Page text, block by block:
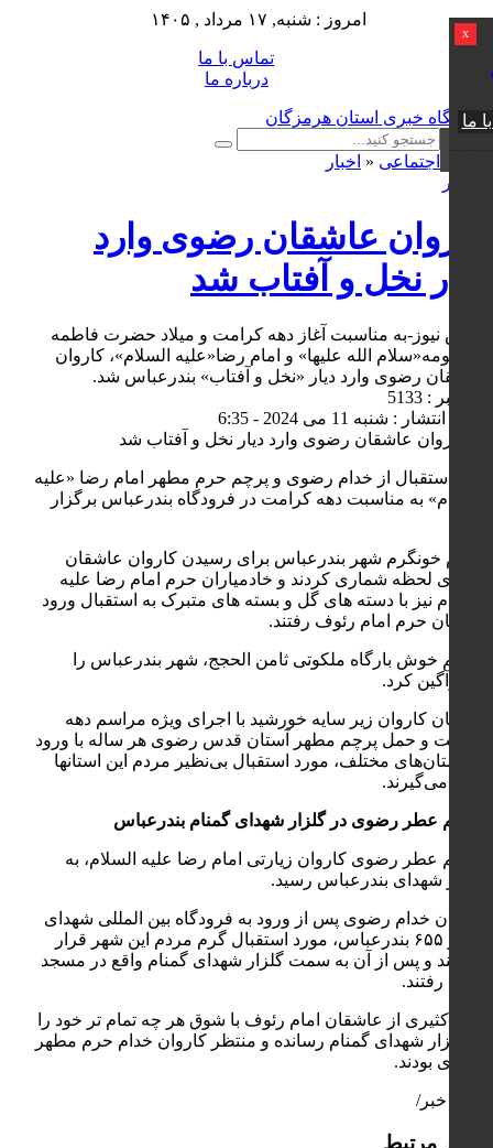
امروز : شنبه, ۱۷ مرداد , ۱۴۰۵
تماس با ما
درباره ما
x
ما
اجتماعی « اخبار
کاروان عاشقان رضوی وارد
دیار نخل و آفتاب شد
کوش نیوز-به مناسبت آغاز دهه کرامت و میلاد حضرت فاطمه
معصومه«سلام الله علیها» و امام رضا«علیه السلام»، کاروان
عاشقان رضوی وارد دیار «نخل و آفتاب» بندرعباس شد.
کد خبر : 5133
تاریخ انتشار : شنبه 11 می 2024 - 6:35
آئین استقبال از خدام رضوی و پرچم حرم مطهر امام رضا «علیه
السلام» به مناسبت دهه کرامت در فرودگاه بندرعباس برگزار
مردم خونگرم شهر بندرعباس برای رسیدن کاروان عاشقان
رضوی لحظه شماری کردند و خادمیاران حرم امام رضا علیه
السلام نیز با دسته های گل و بسته های متبرک به استقبال ورود
خادمان حرم امام رئوف رفتند.
شمیم خوش بارگاه ملکوتی ثامن الحجج، شهر بندرعباس را
عطرآگین کرد.
خادمان کاروان زیر سایه خورشید با اجرای ویژه مراسم دهه
کرامت و حمل پرچم مطهر آستان قدس رضوی هر ساله با ورود
به استان‌های مختلف، مورد استقبال بی‌نظیر مردم این استانها
قرار می‌گیرند.
شمیم عطر رضوی در گلزار شهدای گمنام بندرعباس
شمیم عطر رضوی کاروان زیارتی امام رضا علیه السلام، به
گلزار شهدای بندرعباس رسید.
کاروان خدام رضوی پس از ورود به فرودگاه بین المللی شهدای
پرواز ۶۵۵ بندرعباس، مورد استقبال گرم مردم این شهر قرار
گرفتند و پس از آن به سمت گلزار شهدای گمنام واقع در مسجد
جامع رفتند.
جمع کثیری از عاشقان امام رئوف با شوق هر چه تمام تر خود را
به گلزار شهدای گمنام رسانده و منتظر کاروان خدام حرم مطهر
رضوی بودند.
پایان خبر/
اخبار مرتبط